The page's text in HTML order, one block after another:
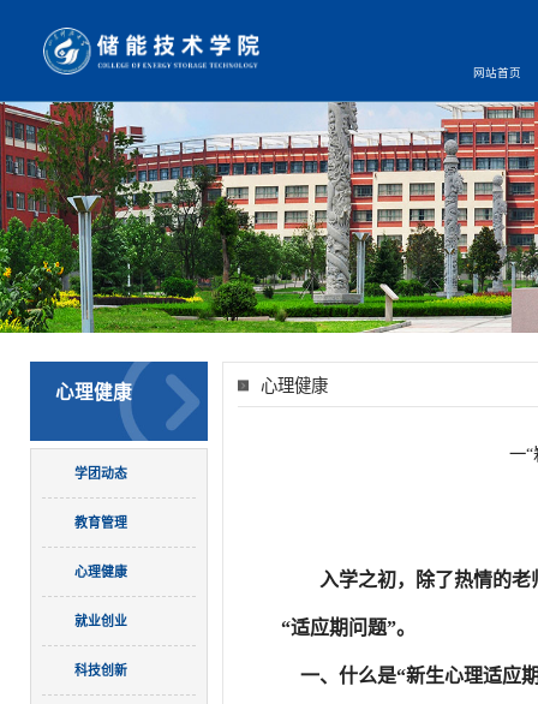
网站首页
心理健康
学团动态
教育管理
心理健康
就业创业
科技创新
心理健康
一
入学之初，除了热情的
“适应期问题”。
一、 什么是“新生心理适应